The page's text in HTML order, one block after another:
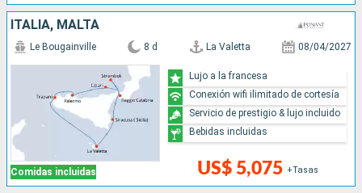
ITALIA, MALTA
Comidas incluidas
Le Bougainville 8 d La Valetta 08/04/2027
US$ 5,075 +Tasas
Lujo a la francesa
Conexión wifi ilimitado de cortesía
Servicio de prestigio & lujo incluido
Bebidas incluidas